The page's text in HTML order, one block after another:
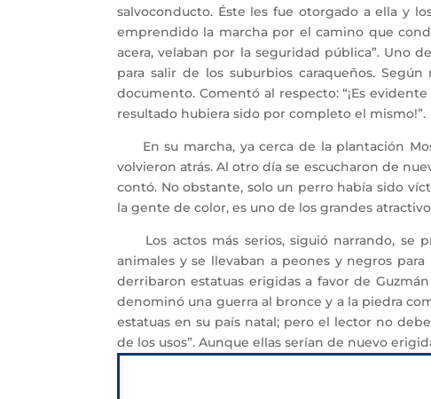
salvoconducto. Éste les fue otorgado a ella y
emprendido la marcha por el camino que
acera, velaban por la seguridad pública”. Uno
para salir de los suburbios caraqueños.
documento. Comentó al respecto: “¡Es
resultado hubiera sido por completo el mismo!”.
En su marcha, ya cerca de la plantación
volvieron atrás. Al otro día se escucharon de
contó. No obstante, solo un perro había sido
la gente de color, es uno de los grandes
Los actos más serios, siguió narrando, se
animales y se llevaban a peones y negros
derribaron estatuas erigidas a favor de
denominó una guerra al bronce y a la piedra
estatuas en su país natal; pero el lector no
de los usos”. Aunque ellas serían de nuevo